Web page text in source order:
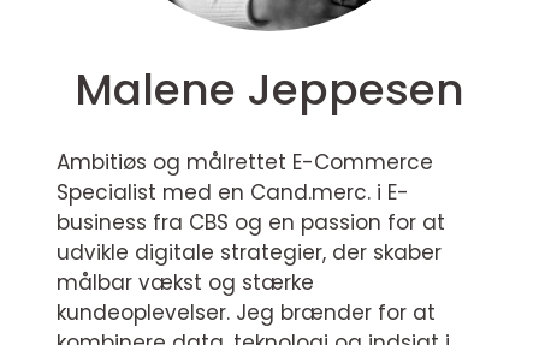
Malene Jeppesen
Ambitiøs og målrettet E-Commerce
Specialist med en Cand.merc. i E-
business fra CBS og en passion for at
udvikle digitale strategier, der skaber
målbar vækst og stærke
kundeoplevelser. Jeg brænder for at